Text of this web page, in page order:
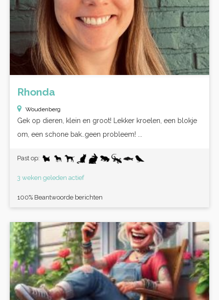
Rhonda
Woudenberg
Gek op dieren, klein en groot! Lekker kroelen, een blokje
om, een schone bak..geen probleem! ...
Past op:
3 weken geleden actief
100% Beantwoorde berichten